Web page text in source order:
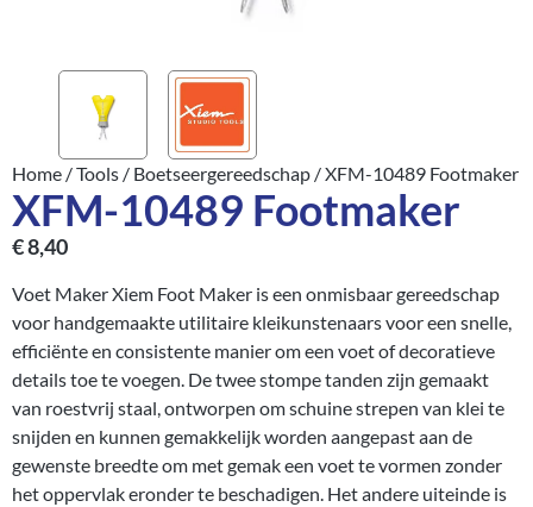
Home /Tools / Boetseergereedschap / XFM-10489 Footmaker
XFM-10489 Footmaker
€8,40
Voet Maker Xiem Foot Maker is een onmisbaar gereedschap
voor handgemaakte utilitaire kleikunstenaars voor een snelle,
efficiënte en consistente manier om een voet of decoratieve
details toe te voegen. De twee stompe tanden zijn gemaakt
van roestvrij staal, ontworpen om schuine strepen van klei te
snijden en kunnen gemakkelijk worden aangepast aan de
gewenste breedte om met gemak een voet te vormen zonder
het oppervlak eronder te beschadigen. Het andere uiteinde is